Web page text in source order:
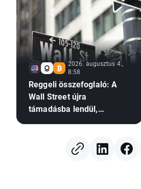
2026. augusztus 4.,
8:58
Reggeli összefoglaló: A
Wall Street újra
támadásba lendül,
mesterséges intelligencia
iránti optimizmust